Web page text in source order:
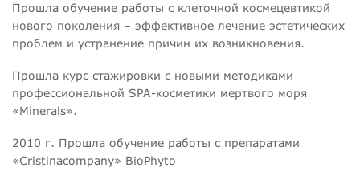
Прошла обучение работы с клеточной космецевтикой
нового поколения – эффективное лечение эстетических
проблем и устранение причин их возникновения.
Прошла курс стажировки с новыми методиками
профессиональной SPA-косметики мертвого моря
«Minerals».
2010 г. Прошла обучение работы с препаратами
«Cristinacompany» BioPhyto